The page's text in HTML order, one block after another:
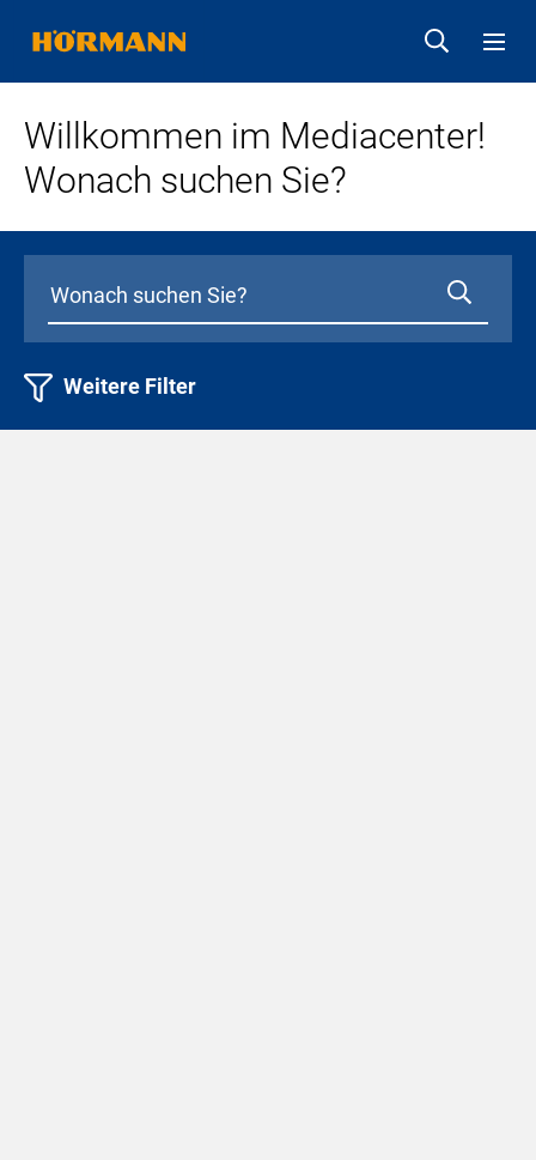
Willkommen im Mediacenter!
Wonach suchen Sie?
Weitere Filter